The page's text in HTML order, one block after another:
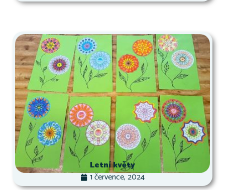
Letní květy
1 července, 2024